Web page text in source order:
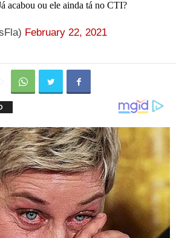
acabou ou ele ainda tá no CTI?
February 22, 2021